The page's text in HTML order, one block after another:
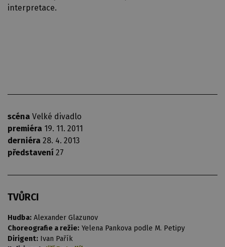
interpretace.
scéna Velké divadlo
premiéra 19. 11. 2011
derniéra 28. 4. 2013
představení 27
TVŮRCI
Hudba: Alexander Glazunov
Choreografie a režie: Yelena Pankova podle M. Petipy
Dirigent: Ivan Pařík